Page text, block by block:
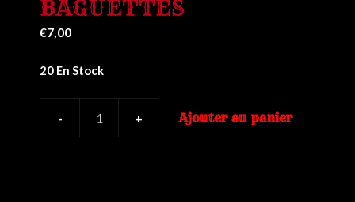
BAGUETTES
€7,00
20 En Stock
-
Quantité
+ Ajouter au panier